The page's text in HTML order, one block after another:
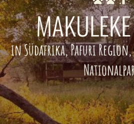
in Südafrika, Pafuri